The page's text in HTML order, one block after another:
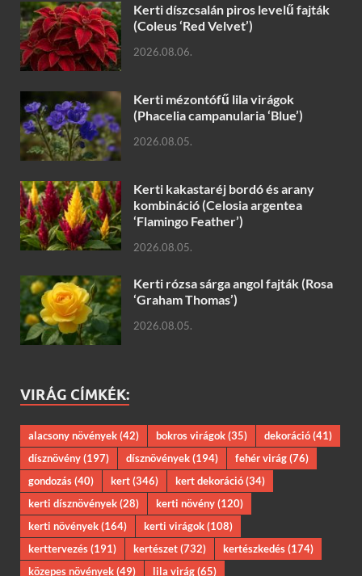
Kerti díszcsalán piros levelű fajták
(Coleus ‘Red Velvet’)
2026.08.06.
Kerti mézontófű lila virágok
(Phacelia campanularia ‘Blue’)
2026.08.05.
Kerti kakastaréj bordó és arany
kombináció (Celosia argentea
‘Flamingo Feather’)
2026.08.05.
Kerti rózsa sárga angol fajták (Rosa
‘Graham Thomas’)
2026.08.05.
VIRÁG CÍMKÉK:
alacsony növények(42) bokros virágok(35) dekoráció(41)
dísznövény(197) dísznövények(194) fehér virág(76)
gondozás(40) kert(346) kert dekoráció(34)
kerti dísznövények(28) kerti növény(120)
kerti növények(164) kerti virágok(108)
kerttervezés(191) kertészet(732) kertészkedés(174)
közepes növények(49) lila virág(65)